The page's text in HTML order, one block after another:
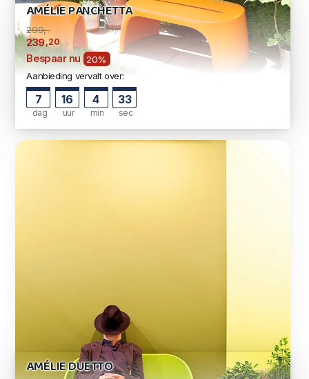
AMÉLIE PANCHETTA
299,-
239,20
Bespaar nu 20%
Aanbieding vervalt over:
7
dag
16
uur
4
min
33
sec
AMÉLIE DUETTO